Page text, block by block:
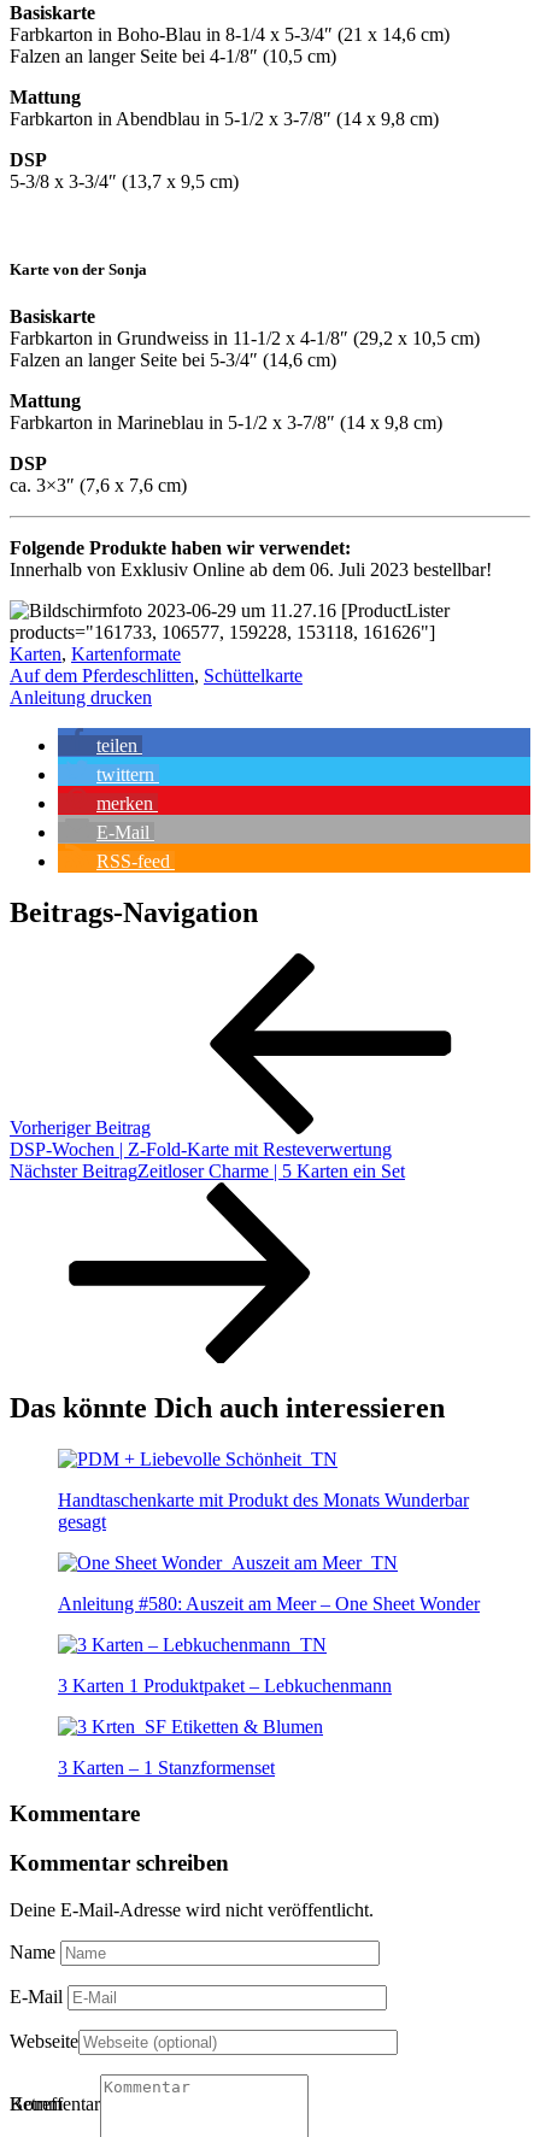
Basiskarte
Farbkarton in Boho-Blau in 8-1/4 x 5-3/4″ (21 x 14,6 cm)
Falzen an langer Seite bei 4-1/8″ (10,5 cm)
Mattung
Farbkarton in Abendblau in 5-1/2 x 3-7/8″ (14 x 9,8 cm)
DSP
5-3/8 x 3-3/4″ (13,7 x 9,5 cm)
Karte von der Sonja
Basiskarte
Farbkarton in Grundweiss in 11-1/2 x 4-1/8″ (29,2 x 10,5 cm)
Falzen an langer Seite bei 5-3/4″ (14,6 cm)
Mattung
Farbkarton in Marineblau in 5-1/2 x 3-7/8″ (14 x 9,8 cm)
DSP
ca. 3×3″ (7,6 x 7,6 cm)
Folgende Produkte haben wir verwendet:
Innerhalb von Exklusiv Online ab dem 06. Juli 2023 bestellbar!
[ProductLister
products="161733, 106577, 159228, 153118, 161626"]
Karten, Kartenformate
Auf dem Pferdeschlitten, Schüttelkarte
Anleitung drucken
teilen
twittern
merken
E-Mail
RSS-feed
Beitrags-Navigation
Vorheriger Beitrag
DSP-Wochen | Z-Fold-Karte mit Resteverwertung
Nächster BeitragZeitloser Charme | 5 Karten ein Set
Das könnte Dich auch interessieren
Handtaschenkarte mit Produkt des Monats Wunderbar
gesagt
Anleitung #580: Auszeit am Meer – One Sheet Wonder
3 Karten 1 Produktpaket – Lebkuchenmann
3 Karten – 1 Stanzformenset
Kommentare
Kommentar schreiben
Deine E-Mail-Adresse wird nicht veröffentlicht.
Name
E-Mail
Webseite
Betreff
Kommentartitel